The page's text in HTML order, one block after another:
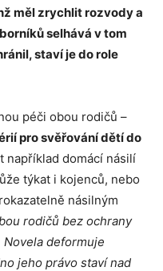
měl zrychlit rozvody a
selhává v tom
staví je do role
péči obou rodičů –
pro svěřování dětí do
například domácí násilí
týkat i kojenců, nebo
násilným
rodičů bez ochrany
deformuje
jeho právo staví nad